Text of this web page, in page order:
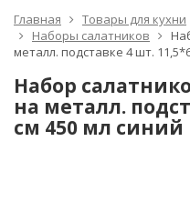
Главная Товары для кухни
Наборы салатников
металл. подставке 4 шт.
Набор
на металл.
см 450 мл синий